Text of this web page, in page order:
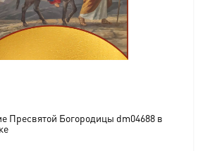
Пресвятой Богородицы dm04688 в